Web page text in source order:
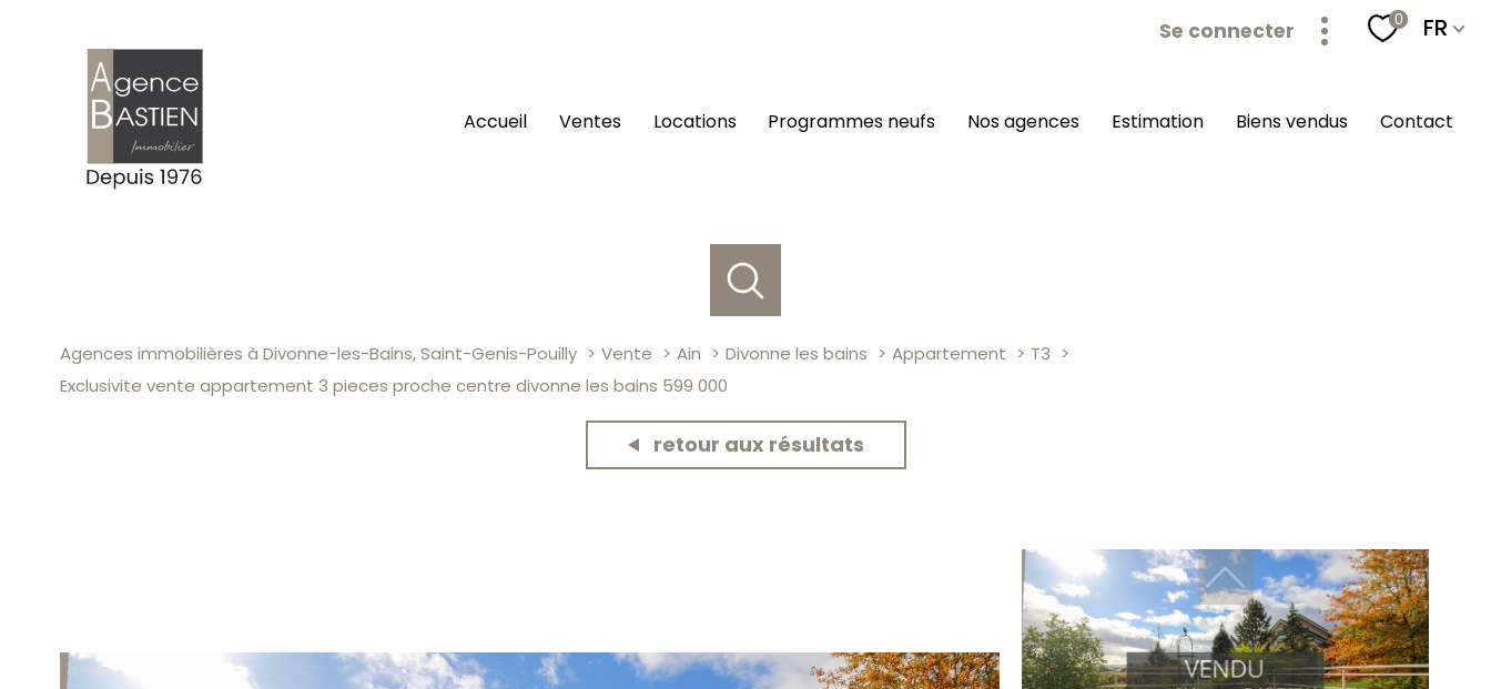
Se connecter 0 Langue
FR
accueil ventes locations programmes neufs nos agences estimation biens vendus contact
Agences immobilières à Divonne-les-Bains, Saint-Genis-Pouilly Vente Ain Divonne les bains Appartement
T3
Exclusivite vente appartement 3 pieces proche centre divonne les bains 599 000
retour aux résultats